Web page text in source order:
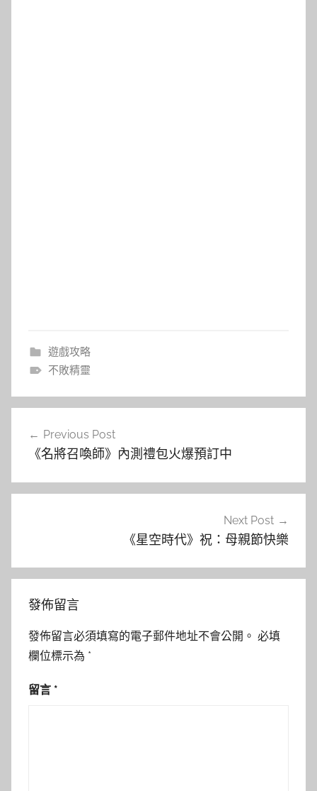
遊戲攻略
不敗精靈
覽
Previous Post
《名將召喚師》內測禮包火爆預訂中
Next Post
《星空時代》祝：母親節快樂
發佈留言
發佈留言必須填寫的電子郵件地址不會公開。 必填
欄位標示為 *
留言 *